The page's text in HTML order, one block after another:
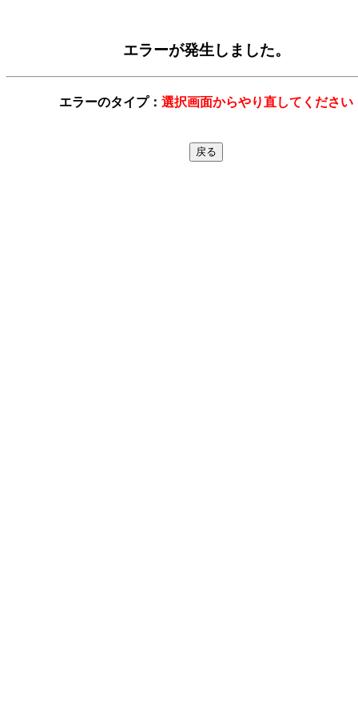
エラーが発生しました。
エラーのタイプ： 選択画面からやり直してください